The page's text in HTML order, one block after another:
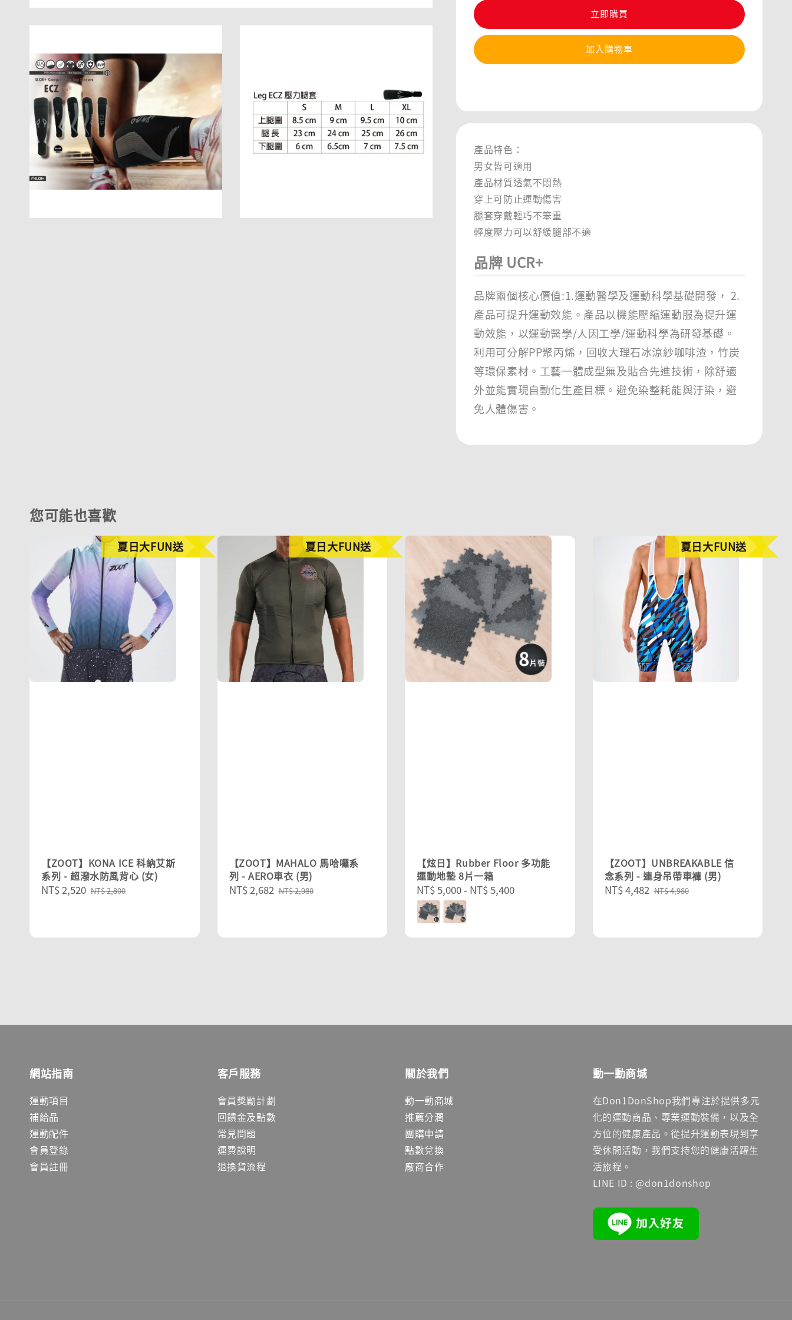
立即購買
加入購物車
產品特色：
男女皆可適用
產品材質透氣不悶熱
穿上可防止運動傷害
腿套穿戴輕巧不笨重
輕度壓力可以舒緩腿部不適
品牌 UCR+
品牌兩個核心價值:1.運動醫學及運動科學基礎開發， 2.
產品可提升運動效能。產品以機能壓縮運動服為提升運
動效能，以運動醫學/人因工學/運動科學為研發基礎。
利用可分解PP聚丙烯，回收大理石冰涼紗咖啡渣，竹炭
等環保素材。工藝一體成型無及貼合先進技術，除舒適
外並能實現自動化生產目標。避免染整耗能與汙染，避
免人體傷害。
您可能也喜歡
夏日大FUN送
【ZOOT】KONA ICE 科納艾斯
系列 - 超潑水防風背心 (女)
Sale
NT$ 2,520 Regular
NT$ 2,800
夏日大FUN送
【ZOOT】MAHALO 馬哈囉系
列 - AERO車衣 (男)
Sale
NT$ 2,682 Regular
NT$ 2,980
【炫日】Rubber Floor 多功能
運動地墊 8片一箱
Regular
price
NT$ 5,000- NT$ 5,400
夏日大FUN送
【ZOOT】UNBREAKABLE 信
念系列 - 連身吊帶車褲 (男)
Sale
NT$ 4,482 Regular
NT$ 4,980
網站指南
運動項目
補給品
運動配件
會員登錄
會員註冊
客戶服務
會員獎勵計劃
回饋金及點數
常見問題
運費說明
退換貨流程
關於我們
動一動商城
推薦分潤
團購申請
點數兌換
廠商合作
動一動商城
在Don1DonShop我們專注於提供多元
化的運動商品、專業運動裝備，以及全
方位的健康產品。從提升運動表現到享
受休閒活動，我們支持您的健康活躍生
活旅程。
LINE ID : @don1donshop